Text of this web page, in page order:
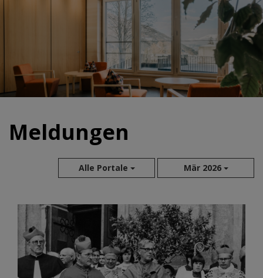
Meldungen
Alle Portale Mär 2026
Aug 2026
Jul 2026
Jun 2026
Mai 2026
Apr 2026